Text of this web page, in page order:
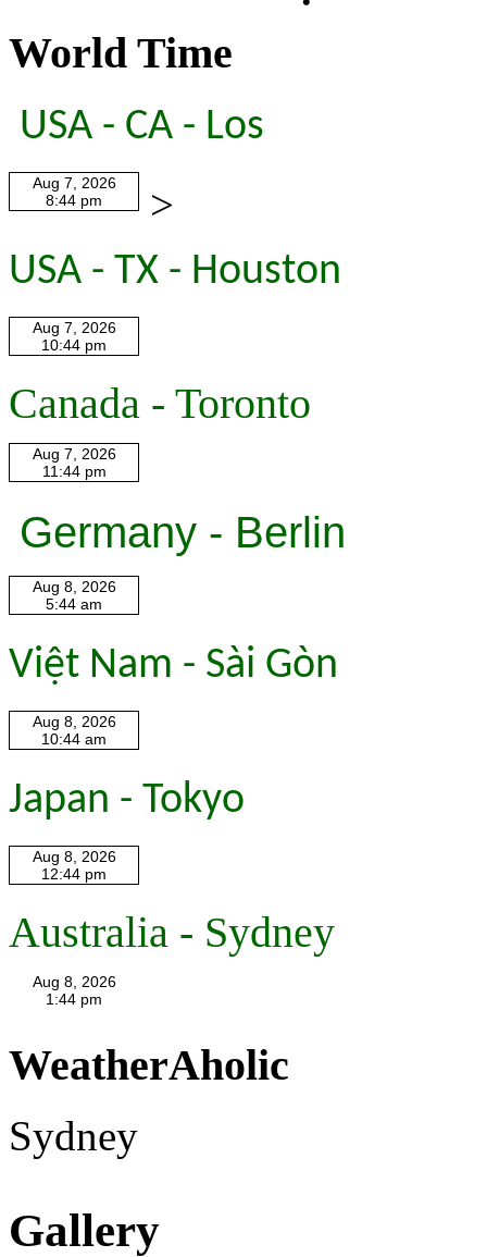
World Time
USA - CA - Los
>
USA - TX - Houston
Canada - Toronto
Germany - Berlin
Việt Nam - Sài Gòn
Japan - Tokyo
Australia - Sydney
WeatherAholic
Sydney
Gallery